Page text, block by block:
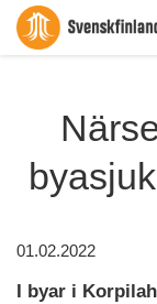
01.02.2022
I byar i